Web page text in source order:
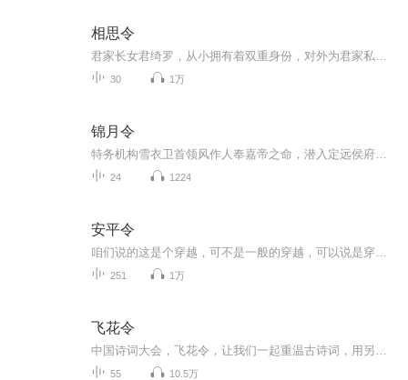
相思令
30 1万
锦月令
24 1224
安平令
251 1万
飞花令
55 10.5万